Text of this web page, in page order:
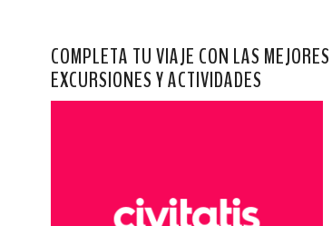
COMPLETA TU VIAJE CON LAS MEJORES
EXCURSIONES Y ACTIVIDADES